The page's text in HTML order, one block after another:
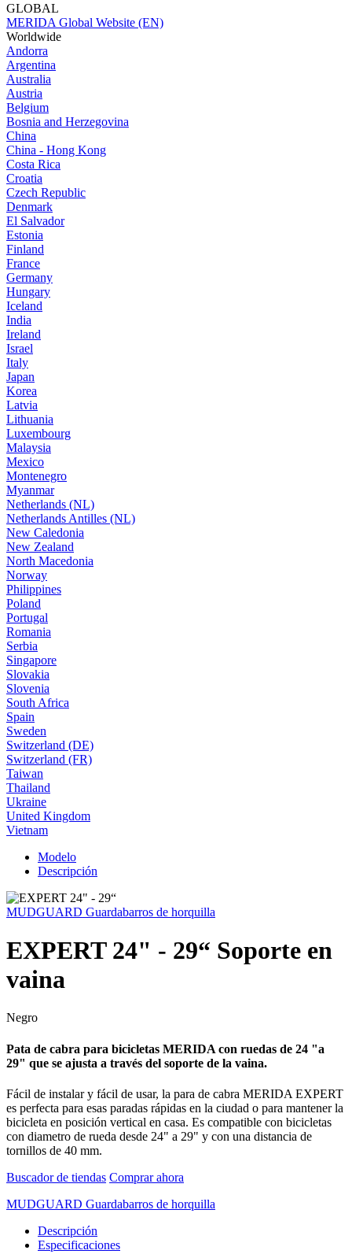
GLOBAL
MERIDA Global Website (EN)
Worldwide
Andorra
Argentina
Australia
Austria
Belgium
Bosnia and Herzegovina
China
China - Hong Kong
Costa Rica
Croatia
Czech Republic
Denmark
El Salvador
Estonia
Finland
France
Germany
Hungary
Iceland
India
Ireland
Israel
Italy
Japan
Korea
Latvia
Lithuania
Luxembourg
Malaysia
Mexico
Montenegro
Myanmar
Netherlands (NL)
Netherlands Antilles (NL)
New Caledonia
New Zealand
North Macedonia
Norway
Philippines
Poland
Portugal
Romania
Serbia
Singapore
Slovakia
Slovenia
South Africa
Spain
Sweden
Switzerland (DE)
Switzerland (FR)
Taiwan
Thailand
Ukraine
United Kingdom
Vietnam
Modelo
Descripción
MUDGUARD Guardabarros de horquilla
EXPERT 24" - 29“ Soporte en
vaina
Negro
Pata de cabra para bicicletas MERIDA con ruedas de 24 "a
29" que se ajusta a través del soporte de la vaina.
Fácil de instalar y fácil de usar, la para de cabra MERIDA EXPERT
es perfecta para esas paradas rápidas en la ciudad o para mantener la
bicicleta en posición vertical en casa. Es compatible con bicicletas
con diametro de rueda desde 24" a 29" y con una distancia de
tornillos de 40 mm.
Buscador de tiendas Comprar ahora
MUDGUARD Guardabarros de horquilla
Descripción
Especificaciones